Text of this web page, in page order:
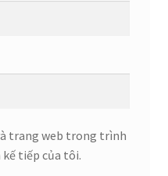
trang web trong trình
tiếp của tôi.